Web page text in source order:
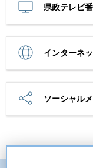
県政テレビ
インターネ
ソーシャル